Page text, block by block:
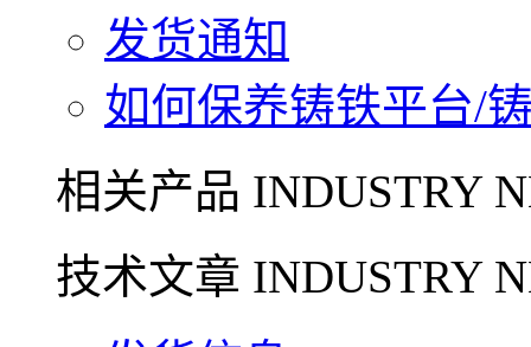
发货通知
如何保养铸铁平台/
相关产品 INDUSTRY
技术文章 INDUSTRY